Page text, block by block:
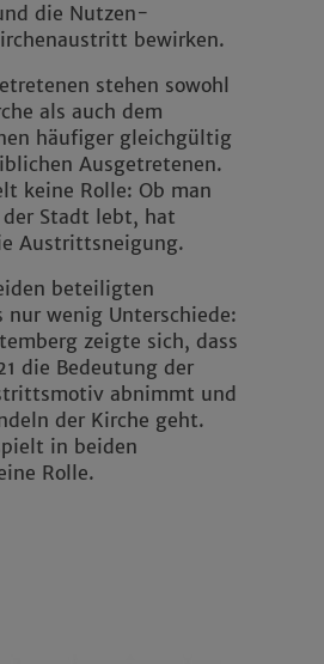
die Nutzen-
bewirken.
stehen sowohl
als auch dem
häufiger gleichgültig
Ausgetretenen.
keine Rolle: Ob man
Stadt lebt, hat
Austrittsneigung.
beteiligten
nur wenig Unterschiede:
zeigte sich, dass
die Bedeutung der
abnimmt und
der Kirche geht.
in beiden
Rolle.